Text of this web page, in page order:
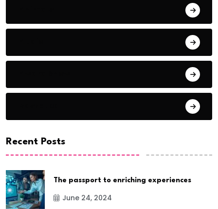
Recent Posts
The passport to enriching experiences
June 24, 2024